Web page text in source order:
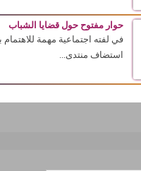
حوار مفتوح حول قضايا الشباب
في لفته اجتماعية مهمة
استضاف منتدى...